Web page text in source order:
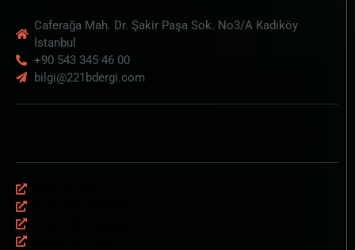
Caferağa Mah. Dr. Şakir Paşa Sok. No3/A Kadıköy
İstanbul
+90 543 345 46 00
bilgi@221bdergi.com